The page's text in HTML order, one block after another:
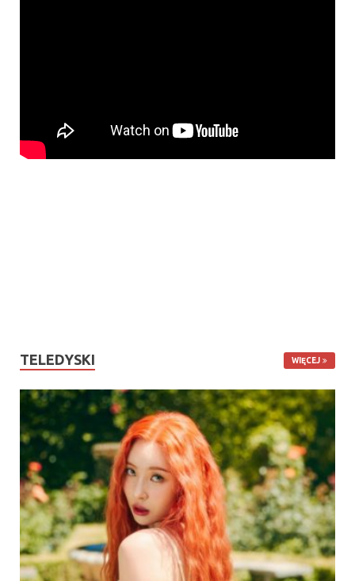
TELEDYSKI WIĘCEJ